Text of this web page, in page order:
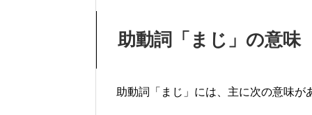
助動詞「まじ」の意味
助動詞「まじ」には、主に次の意味が